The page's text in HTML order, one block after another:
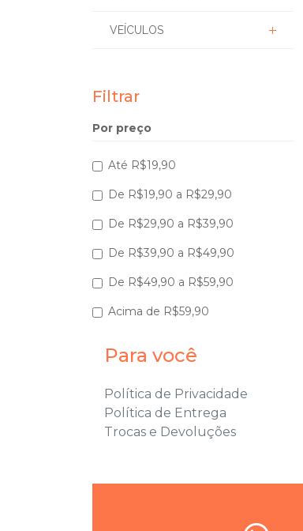
VEÍCULOS
Filtrar
Por preço
Até R$19,90
De R$19,90 a R$29,90
De R$29,90 a R$39,90
De R$39,90 a R$49,90
De R$49,90 a R$59,90
Acima de R$59,90
Para você
Política de Privacidade
Política de Entrega
Trocas e Devoluções